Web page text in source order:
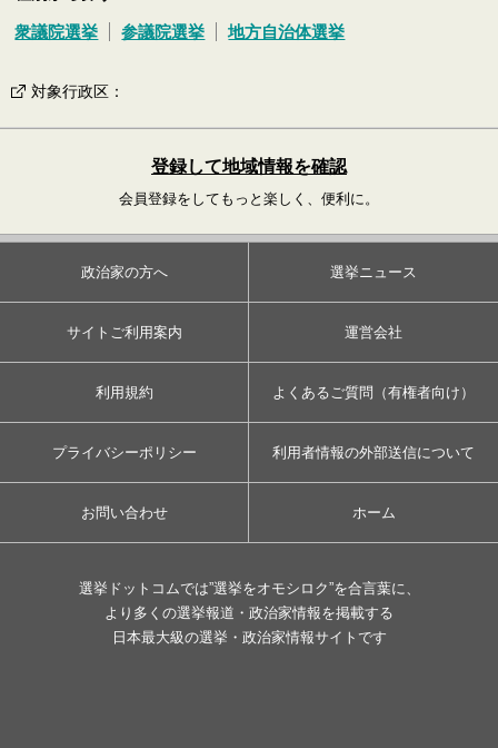
衆議院選挙 参議院選挙 地方自治体選挙
対象行政区 ：
登録して地域情報を確認
会員登録をしてもっと楽しく、便利に。
政治家の方へ 選挙ニュース
サイトご利用案内 運営会社
利用規約 よくあるご質問（有権者向け）
プライバシーポリシー 利用者情報の外部送信について
お問い合わせ ホーム
選挙ドットコムでは”選挙をオモシロク”を合言葉に、
より多くの選挙報道・政治家情報を掲載する
日本最大級の選挙・政治家情報サイトです